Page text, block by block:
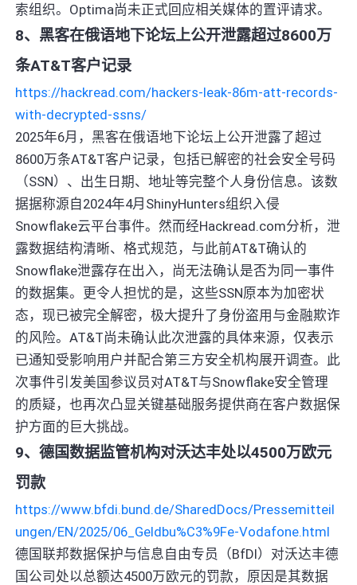
索组织。Optima尚未正式回应相关媒体的置评请求。
8、黑客在俄语地下论坛上公开泄露超过8600万
条AT&T客户记录
https://hackread.com/hackers-leak-86m-att-records-
with-decrypted-ssns/
2025年6月，黑客在俄语地下论坛上公开泄露了超过
8600万条AT&T客户记录，包括已解密的社会安全号码
（SSN）、出生日期、地址等完整个人身份信息。该数
据据称源自2024年4月ShinyHunters组织入侵
Snowflake云平台事件。然而经Hackread.com分析，泄
露数据结构清晰、格式规范，与此前AT&T确认的
Snowflake泄露存在出入，尚无法确认是否为同一事件
的数据集。更令人担忧的是，这些SSN原本为加密状
态，现已被完全解密，极大提升了身份盗用与金融欺诈
的风险。AT&T尚未确认此次泄露的具体来源，仅表示
已通知受影响用户并配合第三方安全机构展开调查。此
次事件引发美国参议员对AT&T与Snowflake安全管理
的质疑，也再次凸显关键基础服务提供商在客户数据保
护方面的巨大挑战。
9、德国数据监管机构对沃达丰处以4500万欧元
罚款
https://www.bfdi.bund.de/SharedDocs/Pressemitteil
ungen/EN/2025/06_Geldbu%C3%9Fe-Vodafone.html
德国联邦数据保护与信息自由专员（BfDI）对沃达丰德
国公司处以总额达4500万欧元的罚款，原因是其数据